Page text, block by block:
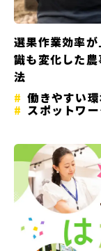
選果作業効率
識も変化した
法
働きやすい
スポットワ